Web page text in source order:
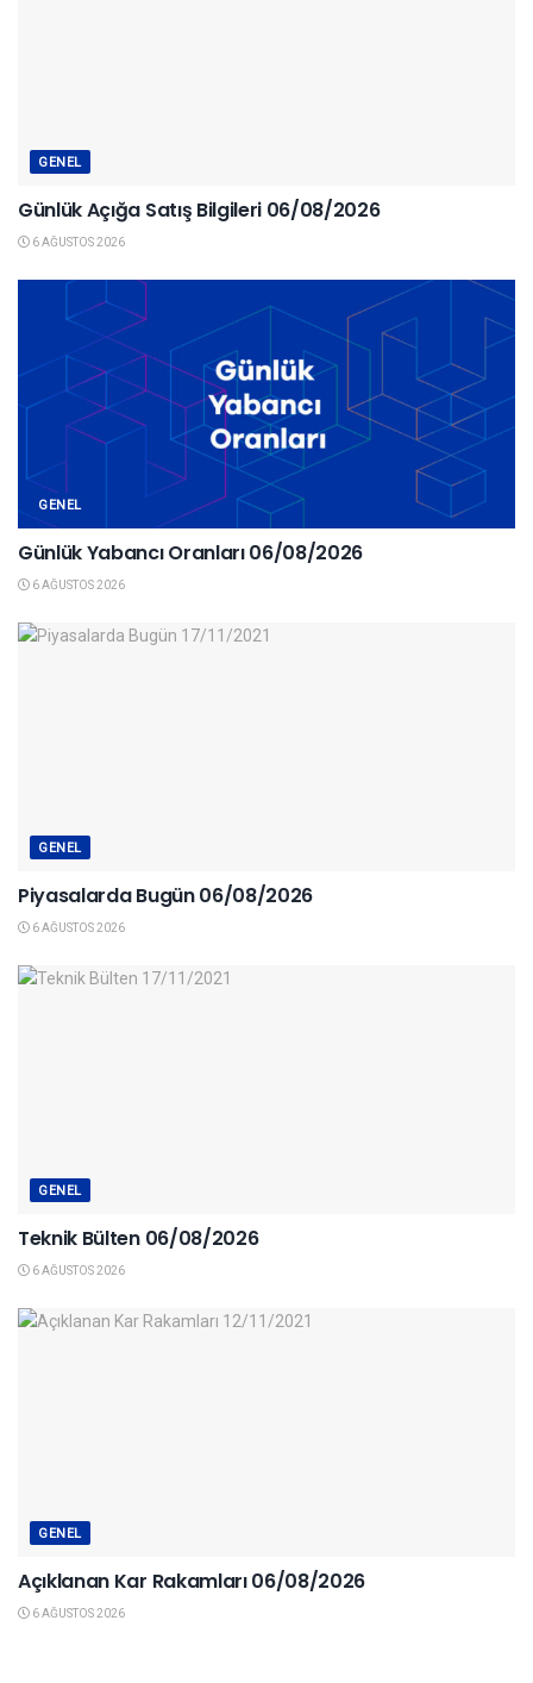
GENEL
Günlük Açığa Satış Bilgileri 06/08/2026
6 AĞUSTOS 2026
GENEL
Günlük Yabancı Oranları 06/08/2026
6 AĞUSTOS 2026
GENEL
Piyasalarda Bugün 06/08/2026
6 AĞUSTOS 2026
GENEL
Teknik Bülten 06/08/2026
6 AĞUSTOS 2026
GENEL
Açıklanan Kar Rakamları 06/08/2026
6 AĞUSTOS 2026